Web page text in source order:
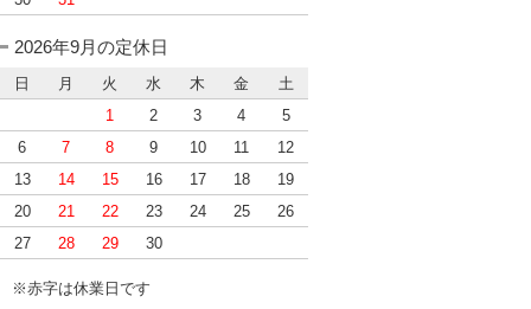
2026年9月の定休日
日 月 火 水 木 金
土
1
2 3 4
5
6
7 8 9 10 11
12
13
14 15 16 17 18
19
20
21 22 23 24 25
26
27
28 29 30
※赤字は休業日です